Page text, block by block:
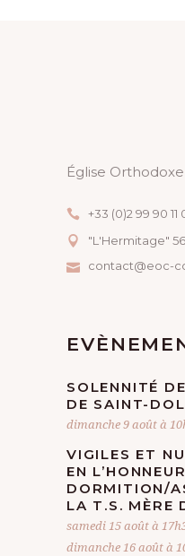
N
É
V
N
E
M
E
N
T
Église
+33 (0)2 99 90 11
"L'Hermitage"
contact@eoc-
SOLENNITÉ
DE SAINT-
dimanche 9 août à
VIGILES ET
EN
DORMITION/
LA T.S. MÈRE
samedi 15 août à
dimanche 16 août à